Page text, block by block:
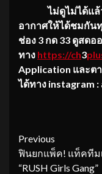
ไม่ดูไม่ได้แ
อากาศให้ได้ชมกัน
ช่อง 3 กด 33 ดูสด
ทาง https://ch3
Application และต
ได้ทาง instagram :
Continue
Reading
Previous
ฟินยกแพ็ค! แท็คทีม
“RUSH Girls Gang”